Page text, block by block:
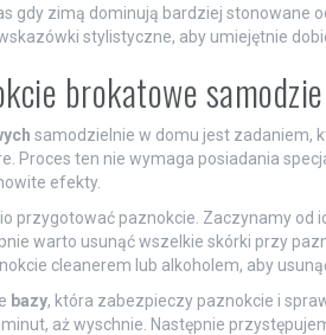
gdy zimą dominują bardziej stonowane
stylistyczne, aby umiejętnie
brokatowe
samodzielnie w domu jest zadaniem,
Proces ten nie wymaga posiadania
efekty.
przygotować paznokcie. Zaczynamy od
warto usunąć wszelkie skórki przy
cleanerem lub alkoholem, aby
bazy, która zabezpieczy paznokcie i
aż wyschnie. Następnie